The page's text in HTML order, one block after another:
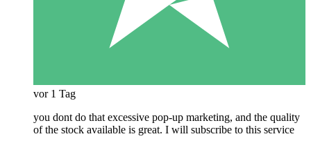
vor 1 Tag
you dont do that excessive pop-up marketing, and the quality
of the stock available is great. I will subscribe to this service